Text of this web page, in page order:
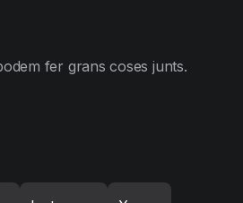
fer grans coses junts.